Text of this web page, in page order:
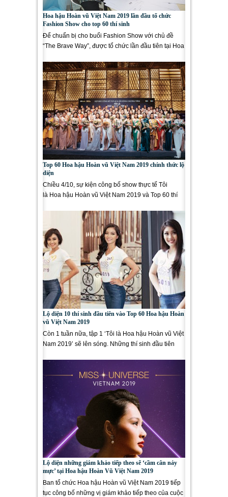
Hoa hậu Hoàn vũ Việt Nam 2019 lần đầu tổ chức
Fashion Show cho top 60 thí sinh
Để chuẩn bị cho buổi Fashion Show với chủ đề
“The Brave Way”, được tổ chức lần đầu tiên tại Hoa
Top 60 Hoa hậu Hoàn vũ Việt Nam 2019 chính thức lộ
diện
Chiều 4/10, sự kiện công bố show thực tế Tôi
là Hoa hậu Hoàn vũ Việt Nam 2019 và Top 60 thí
Lộ diện 10 thí sinh đầu tiên vào Top 60 Hoa hậu Hoàn
vũ Việt Nam 2019
Còn 1 tuần nữa, tập 1 ‘Tôi là Hoa hậu Hoàn vũ Việt
Nam 2019’ sẽ lên sóng. Những thí sinh đầu tiên
Lộ diện những giám khảo tiếp theo sẽ ‘cầm cân nảy
mực’ tại Hoa hậu Hoàn Vũ Việt Nam 2019
Ban tổ chức Hoa hậu Hoàn vũ Việt Nam 2019 tiếp
tục công bố những vị giám khảo tiếp theo của cuộc